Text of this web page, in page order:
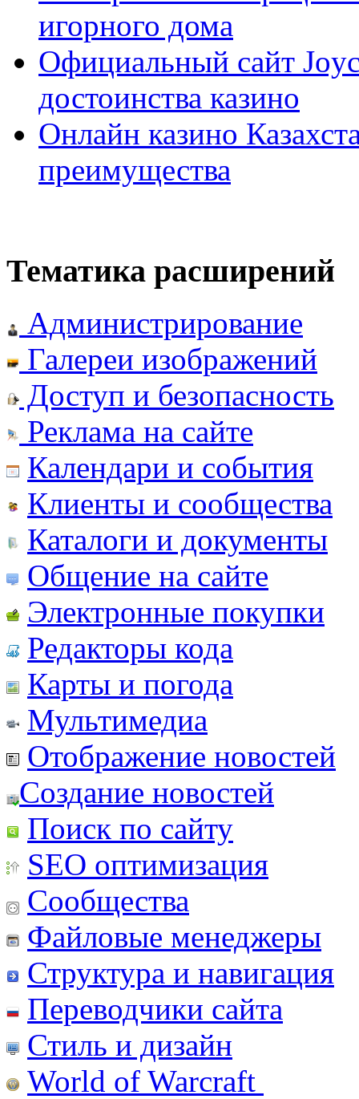
игорного дома
Официальный сайт
достоинства казино
Онлайн казино
преимущества
Тематика расширений
Администрирование
Галереи изображений
Доступ и безопасность
Реклама на сайте
Календари и события
Клиенты и сообщества
Каталоги и документы
Общение на сайте
Электронные покупки
Редакторы кода
Карты и погода
Мультимедиа
Отображение новостей
Создание новостей
Поиск по сайту
SEO оптимизация
Сообщества
Файловые менеджеры
Структура и навигация
Переводчики сайта
Стиль и дизайн
World of Warcraft